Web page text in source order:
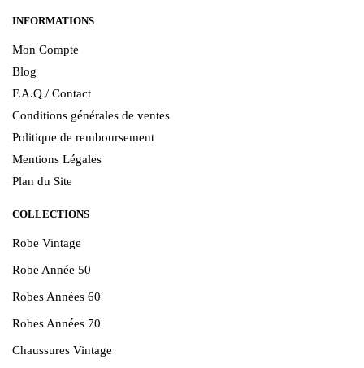
INFORMATIONS
Mon Compte
Blog
F.A.Q / Contact
Conditions générales de ventes
Politique de remboursement
Mentions Légales
Plan du Site
COLLECTIONS
Robe Vintage
Robe Année 50
Robes Années 60
Robes Années 70
Chaussures Vintage